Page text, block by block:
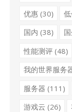
优惠(30)
国内 (38)
性能测评(48)
我的世界服务
服务器 (111)
游戏云 (26)